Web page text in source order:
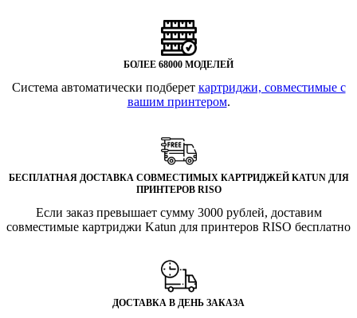
БОЛЕЕ 68000 МОДЕЛЕЙ
Система автоматически подберет картриджи, совместимые с
вашим принтером.
БЕСПЛАТНАЯ ДОСТАВКА СОВМЕСТИМЫХ КАРТРИДЖЕЙ KATUN ДЛЯ
ПРИНТЕРОВ RISO
Если заказ превышает сумму 3000 рублей, доставим
совместимые картриджи Katun для принтеров RISO бесплатно
ДОСТАВКА В ДЕНЬ ЗАКАЗА